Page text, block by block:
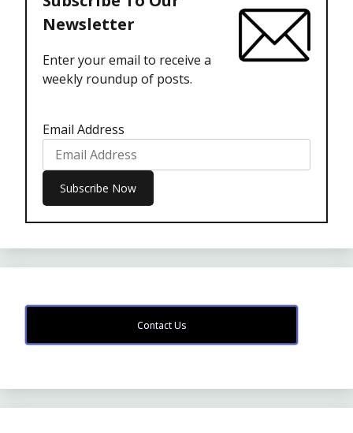
Newsletter
Enter your email to receive a
weekly roundup of posts.
Email Address
Contact Us